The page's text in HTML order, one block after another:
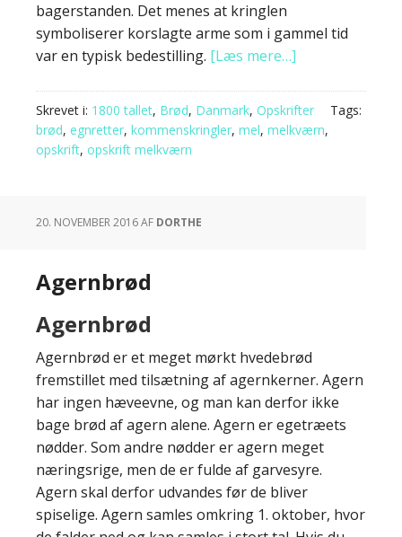
bagerstanden. Det menes at kringlen
symboliserer korslagte arme som i gammel tid
var en typisk bedestilling. [Læs mere…]
Skrevet i: 1800 tallet, Brød, Danmark, Opskrifter
Tags:
brød, egnretter, kommenskringler, mel, melkværn,
opskrift, opskrift melkværn
20. NOVEMBER 2016AF DORTHE
Agernbrød
Agernbrød
Agernbrød er et meget mørkt hvedebrød
fremstillet med tilsætning af agernkerner. Agern
har ingen hæveevne, og man kan derfor ikke
bage brød af agern alene. Agern er egetræets
nødder. Som andre nødder er agern meget
næringsrige, men de er fulde af garvesyre.
Agern skal derfor udvandes før de bliver
spiselige. Agern samles omkring 1. oktober, hvor